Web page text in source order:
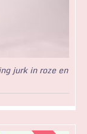
jurk in roze en